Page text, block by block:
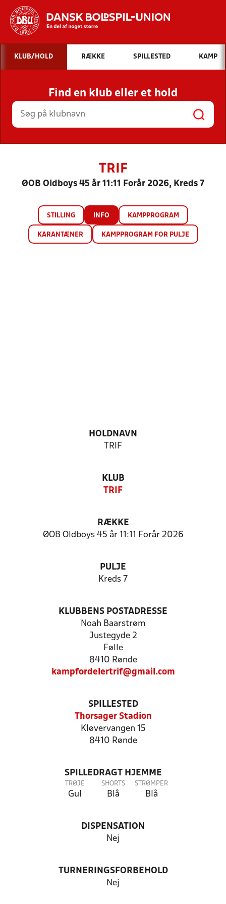
Hvad vil du søge efter?
INDHOLD OG NYHEDER
STILLINGER, RESULTATER, KLUBBER OG
HOLD
KLUB/HOLD RÆKKE SPILLESTED KAMP
Find en klub eller et hold
TRIF
ØOB Oldboys 45 år 11:11 Forår 2026, Kreds 7
STILLING INFO KAMPPROGRAM
KARANTÆNER KAMPPROGRAM FOR PULJE
HOLDNAVN
TRIF
KLUB
TRIF
RÆKKE
ØOB Oldboys 45 år 11:11 Forår 2026
PULJE
Kreds 7
KLUBBENS POSTADRESSE
Noah Baarstrøm
Justegyde 2
Følle
8410 Rønde
kampfordelertrif@gmail.com
SPILLESTED
Thorsager Stadion
Kløvervangen 15
8410 Rønde
SPILLEDRAGT HJEMME
TRØJE
Gul
SHORTS
Blå
STRØMPER
Blå
DISPENSATION
Nej
TURNERINGSFORBEHOLD
Nej